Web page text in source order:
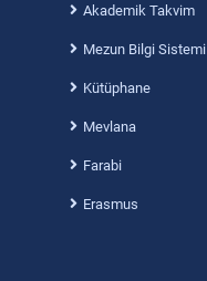
Akademik Takvim
Mezun Bilgi Sistemi
Kütüphane
Mevlana
Farabi
Erasmus